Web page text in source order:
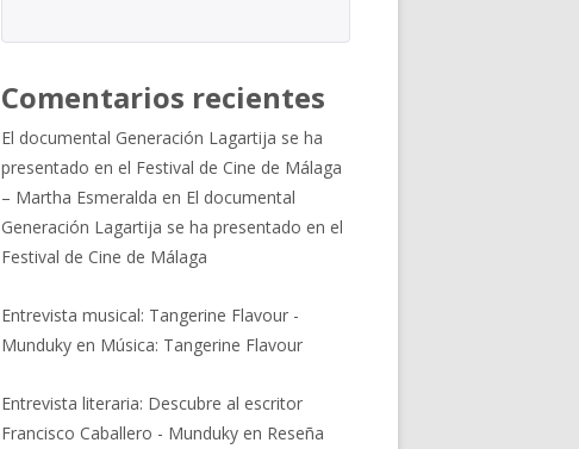
Comentarios recientes
El documental Generación Lagartija se ha
presentado en el Festival de Cine de Málaga
– Martha Esmeralda en El documental
Generación Lagartija se ha presentado en el
Festival de Cine de Málaga
Entrevista musical: Tangerine Flavour -
Munduky en Música: Tangerine Flavour
Entrevista literaria: Descubre al escritor
Francisco Caballero - Munduky en Reseña